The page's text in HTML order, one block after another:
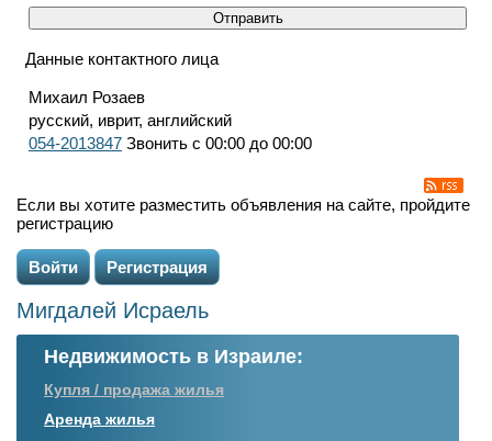
Данные контактного лица
Михаил Розаев
русский, иврит, английский
054-2013847 Звонить с 00:00 до 00:00
Если вы хотите разместить объявления на сайте, пройдите
регистрацию
Войти Регистрация
Мигдалей Исраель
Недвижимость в Израиле:
Купля / продажа жилья
Аренда жилья